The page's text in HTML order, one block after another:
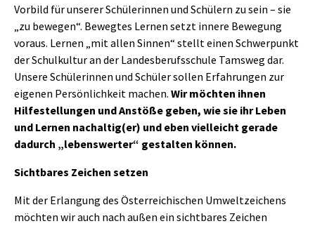
Vorbild für unserer Schülerinnen und Schülern zu sein – sie
„zu bewegen“. Bewegtes Lernen setzt innere Bewegung
voraus. Lernen „mit allen Sinnen“ stellt einen Schwerpunkt
der Schulkultur an der Landesberufsschule Tamsweg dar.
Unsere Schülerinnen und Schüler sollen Erfahrungen zur
eigenen Persönlichkeit machen. Wir möchten ihnen
Hilfestellungen und Anstöße geben, wie sie ihr Leben
und Lernen nachaltig(er) und eben vielleicht gerade
dadurch „lebenswerter“ gestalten können.
Sichtbares Zeichen setzen
Mit der Erlangung des Österreichischen Umweltzeichens
möchten wir auch nach außen ein sichtbares Zeichen